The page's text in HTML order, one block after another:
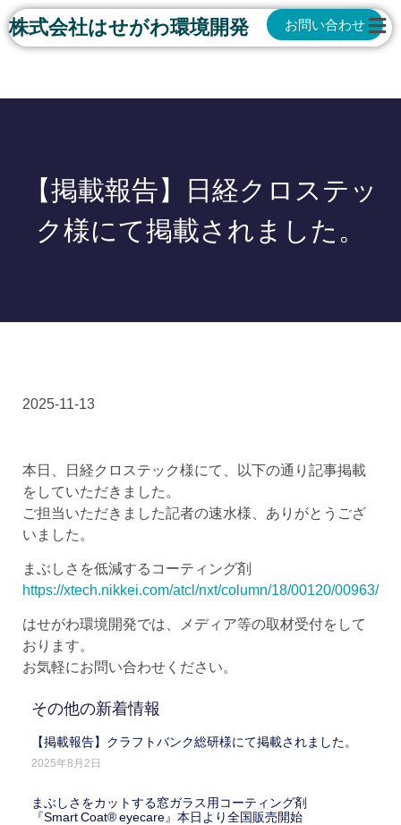
株式会社はせがわ環境開発 お問い合わせ
【掲載報告】日経クロステッ
ク様にて掲載されました。
2025-11-13
本日、日経クロステック様にて、以下の通り記事掲載
をしていただきました。
ご担当いただきました記者の速水様、ありがとうござ
いました。
まぶしさを低減するコーティング剤
https://xtech.nikkei.com/atcl/nxt/column/18/00120/00963/
はせがわ環境開発では、メディア等の取材受付をして
おります。
お気軽にお問い合わせください。
その他の新着情報
【掲載報告】クラフトバンク総研様にて掲載されました。
2025年8月2日
まぶしさをカットする窓ガラス用コーティング剤
『Smart Coat® Eyecare』本日より全国販売開始